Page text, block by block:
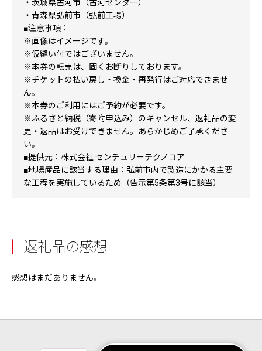
・茨城県古河市（古河センター）
・青森県弘前市（弘前工場）
■注意事項：
※画像はイメージです。
※仮縫い付ではございません。
※本券の転売は、固くお断りしております。
※チケットの払い戻し・換金・再発行はご対応できませ
ん。
※本券のご利用にはご予約が必要です。
※ふるさと納税（寄附申込み）のキャンセル、返礼品の変
更・返品はお受けできません。あらかじめご了承くださ
い。
■提供元：株式会社 センチュリーテクノコア
■地場産品に該当する理由：弘前市内で製造にかかる主要
な工程を実施しているため（告示第5条第3号に該当）
返礼品の感想
感想はまだありません。